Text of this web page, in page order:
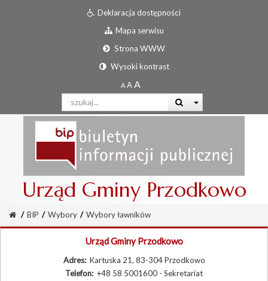
Deklaracja dostępności
Mapa serwisu
Strona WWW
Wysoki kontrast
Urząd Gminy Przodkowo
/ BIP / Wybory / Wybory ławników
Urząd Gminy Przodkowo
Adres: Kartuska 21, 83-304 Przodkowo
Telefon: +48 58 5001600 - Sekretariat